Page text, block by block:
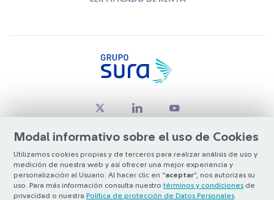
Modal informativo sobre el uso de Cookies
Utilizamos cookies propias y de terceros para realizar análisis de uso y
medición de nuestra web y así ofrecer una mejor experiencia y
personalización al Usuario. Al hacer clic en “aceptar”, nos autorizas su
uso. Para más información consulta nuestro términos y condiciones de
privacidad o nuestra Política de protección de Datos Personales
© Copyright Grupo SURA 2026